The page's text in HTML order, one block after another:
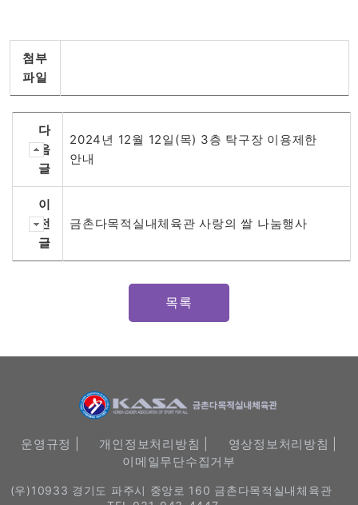
첨부
파일
다
음
글
2024년 12월 12일(목) 3층 탁구장 이용제한
안내
이
전
글
금촌다목적실내체육관 사랑의 쌀 나눔행사
목록
운영규정 | 개인정보처리방침 |
영상정보처리방침 |
이메일무단수집거부
(우)10933 경기도 파주시 중앙로 160 금촌다목적실내체육관